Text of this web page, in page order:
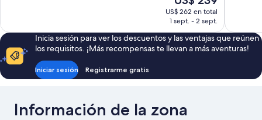
precio
actual
de
US$ 239
US$ 262 en total
1 sept. - 2 sept.
Inicia sesión para ver los descuentos y las ventajas que reúnen
los requisitos. ¡Más recompensas te llevan a más aventuras!
Iniciar sesión Registrarme gratis
Información de la zona